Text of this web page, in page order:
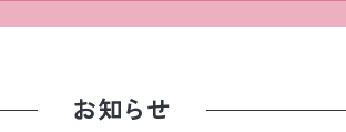
お知らせ